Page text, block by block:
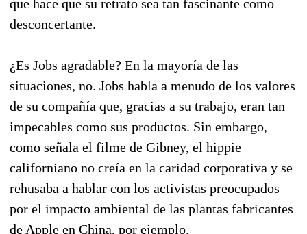
que hace que su retrato sea tan fascinante como
desconcertante.
¿Es Jobs agradable? En la mayoría de las
situaciones, no. Jobs habla a menudo de los valores
de su compañía que, gracias a su trabajo, eran tan
impecables como sus productos. Sin embargo,
como señala el filme de Gibney, el hippie
californiano no creía en la caridad corporativa y se
rehusaba a hablar con los activistas preocupados
por el impacto ambiental de las plantas fabricantes
de Apple en China, por ejemplo.